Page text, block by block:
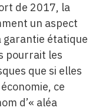
de 2017, la
un aspect
garantie étatique
pourrait les
que si elles
ce
d’« aléa